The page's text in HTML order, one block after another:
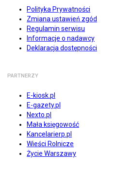
Polityka Prywatności
Zmiana ustawień zgód
Regulamin serwisu
Informacje o nadawcy
Deklaracja dostępności
PARTNERZY
E-kiosk.pl
E-gazety.pl
Nexto.pl
Mała księgowość
Kancelarierp.pl
Wieści Rolnicze
Życie Warszawy